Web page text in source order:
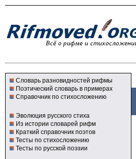
Словарь разновидностей рифмы
Поэтический словарь в примерах
Справочник по стихосложению
Эволюция русского стиха
Из истории словарей рифм
Краткий справочник поэтов
Тесты по стихосложению
Тесты по русской поэзии